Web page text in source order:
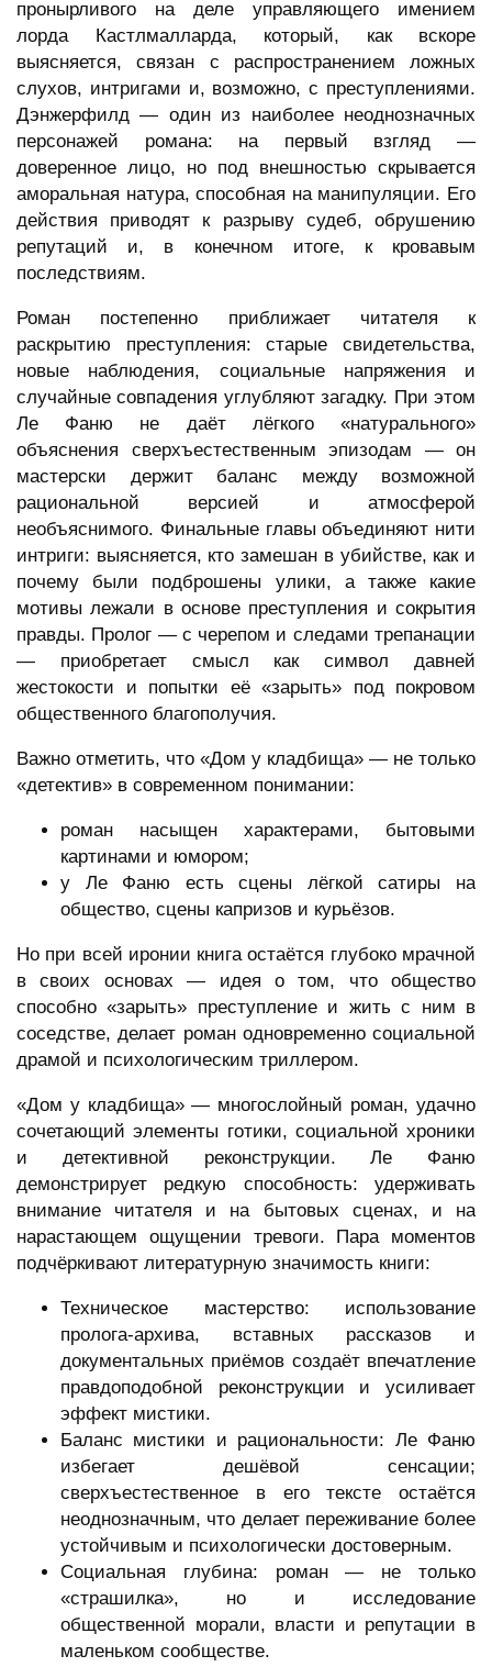
пронырливого на деле управляющего имением
лорда Кастлмалларда, который, как вскоре
выясняется, связан с распространением ложных
слухов, интригами и, возможно, с преступлениями.
Дэнжерфилд — один из наиболее неоднозначных
персонажей романа: на первый взгляд —
доверенное лицо, но под внешностью скрывается
аморальная натура, способная на манипуляции. Его
действия приводят к разрыву судеб, обрушению
репутаций и, в конечном итоге, к кровавым
последствиям.
Роман постепенно приближает читателя к
раскрытию преступления: старые свидетельства,
новые наблюдения, социальные напряжения и
случайные совпадения углубляют загадку. При этом
Ле Фаню не даёт лёгкого «натурального»
объяснения сверхъестественным эпизодам — он
мастерски держит баланс между возможной
рациональной версией и атмосферой
необъяснимого. Финальные главы объединяют нити
интриги: выясняется, кто замешан в убийстве, как и
почему были подброшены улики, а также какие
мотивы лежали в основе преступления и сокрытия
правды. Пролог — с черепом и следами трепанации
— приобретает смысл как символ давней
жестокости и попытки её «зарыть» под покровом
общественного благополучия.
Важно отметить, что «Дом у кладбища» — не только
«детектив» в современном понимании:
роман насыщен характерами, бытовыми
картинами и юмором;
у Ле Фаню есть сцены лёгкой сатиры на
общество, сцены капризов и курьёзов.
Но при всей иронии книга остаётся глубоко мрачной
в своих основах — идея о том, что общество
способно «зарыть» преступление и жить с ним в
соседстве, делает роман одновременно социальной
драмой и психологическим триллером.
«Дом у кладбища» — многослойный роман, удачно
сочетающий элементы готики, социальной хроники
и детективной реконструкции. Ле Фаню
демонстрирует редкую способность: удерживать
внимание читателя и на бытовых сценах, и на
нарастающем ощущении тревоги. Пара моментов
подчёркивают литературную значимость книги:
Техническое мастерство: использование
пролога-архива, вставных рассказов и
документальных приёмов создаёт впечатление
правдоподобной реконструкции и усиливает
эффект мистики.
Баланс мистики и рациональности: Ле Фаню
избегает дешёвой сенсации;
сверхъестественное в его тексте остаётся
неоднозначным, что делает переживание более
устойчивым и психологически достоверным.
Социальная глубина: роман — не только
«страшилка», но и исследование
общественной морали, власти и репутации в
маленьком сообществе.